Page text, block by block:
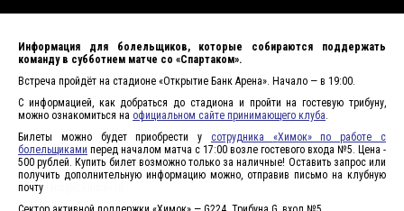
Информация для болельщиков, которые собираются поддержать
команду в субботнем матче со «Спартаком».
Встреча пройдёт на стадионе «Открытие Банк Арена». Начало — в 19:00.
С информацией, как добраться до стадиона и пройти на гостевую трибуну,
можно ознакомиться на официальном сайте принимающего клуба.
Билеты можно будет приобрести у сотрудника «Химок» по работе с
болельщиками перед началом матча с 17:00 возле гостевого входа №5. Цена -
500 рублей. Купить билет возможно только за наличные! Оставить запрос или
получить дополнительную информацию можно, отправив письмо на клубную
почту